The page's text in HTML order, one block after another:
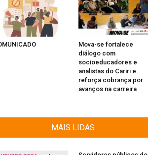
Mova-se fortalece
diálogo com
socioeducadores e
analistas do Cariri e
reforça cobrança por
avanços na carreira
MAIS LIDAS